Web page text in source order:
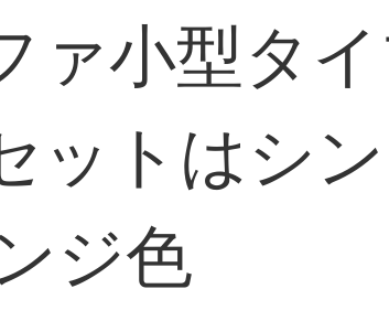
ァ小型タ
ットはシ
ジ色